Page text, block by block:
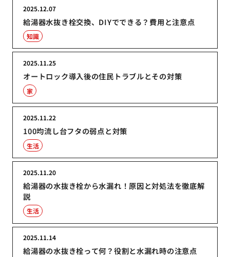
給湯器水抜き栓交換、DIYでできる？費用と注意点
2025.12.07
知識
オートロック導入後の住民トラブルとその対策
2025.11.25
家
100均流し台フタの弱点と対策
2025.11.22
生活
給湯器の水抜き栓から水漏れ！原因と対処法を徹底解
説
2025.11.20
生活
給湯器の水抜き栓って何？役割と水漏れ時の注意点
2025.11.14